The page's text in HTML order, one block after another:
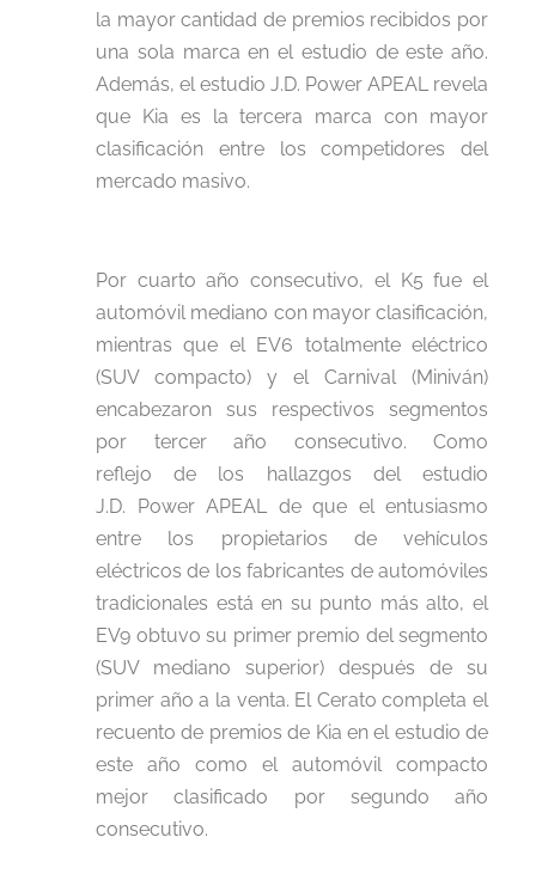
la mayor cantidad de premios recibidos por
una sola marca en el estudio de este año.
Además, el estudio J.D. Power APEAL revela
que Kia es la tercera marca con mayor
clasificación entre los competidores del
mercado masivo.
Por cuarto año consecutivo, el K5 fue el
automóvil mediano con mayor clasificación,
mientras que el EV6 totalmente eléctrico
(SUV compacto) y el Carnival (Miniván)
encabezaron sus respectivos segmentos
por tercer año consecutivo. Como
reflejo de los hallazgos del estudio
J.D. Power APEAL de que el entusiasmo
entre los propietarios de vehículos
eléctricos de los fabricantes de automóviles
tradicionales está en su punto más alto, el
EV9 obtuvo su primer premio del segmento
(SUV mediano superior) después de su
primer año a la venta. El Cerato completa el
recuento de premios de Kia en el estudio de
este año como el automóvil compacto
mejor clasificado por segundo año
consecutivo.